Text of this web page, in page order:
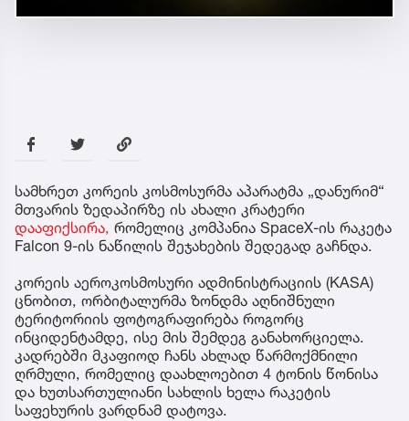
სამხრეთ კორეის კოსმოსურმა აპარატმა „დანურიმ“
მთვარის ზედაპირზე ის ახალი კრატერი
დააფიქსირა, რომელიც კომპანია SpaceX-ის რაკეტა
Falcon 9-ის ნაწილის შეჯახების შედეგად გაჩნდა.
კორეის აეროკოსმოსური ადმინისტრაციის (KASA)
ცნობით, ორბიტალურმა ზონდმა აღნიშნული
ტერიტორიის ფოტოგრაფირება როგორც
ინციდენტამდე, ისე მის შემდეგ განახორციელა.
კადრებში მკაფიოდ ჩანს ახლად წარმოქმნილი
ღრმული, რომელიც დაახლოებით 4 ტონის წონისა
და ხუთსართულიანი სახლის ხელა რაკეტის
საფეხურის ვარდნამ დატოვა.